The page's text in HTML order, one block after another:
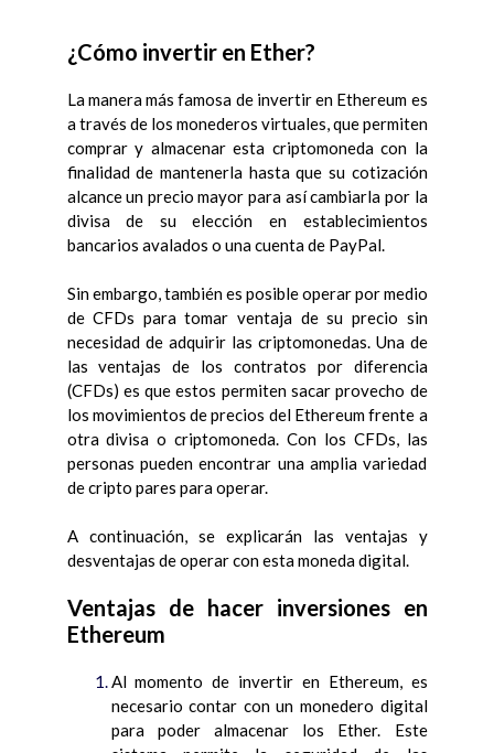
¿Cómo invertir en Ether?
La manera más famosa de invertir en Ethereum es
a través de los monederos virtuales, que permiten
comprar y almacenar esta criptomoneda con la
finalidad de mantenerla hasta que su cotización
alcance un precio mayor para así cambiarla por la
divisa de su elección en establecimientos
bancarios avalados o una cuenta de PayPal.
Sin embargo, también es posible operar por medio
de CFDs para tomar ventaja de su precio sin
necesidad de adquirir las criptomonedas. Una de
las ventajas de los contratos por diferencia
(CFDs) es que estos permiten sacar provecho de
los movimientos de precios del Ethereum frente a
otra divisa o criptomoneda. Con los CFDs, las
personas pueden encontrar una amplia variedad
de cripto pares para operar.
A continuación, se explicarán las ventajas y
desventajas de operar con esta moneda digital.
Ventajas de hacer inversiones en
Ethereum
Al momento de invertir en Ethereum, es
necesario contar con un monedero digital
para poder almacenar los Ether. Este